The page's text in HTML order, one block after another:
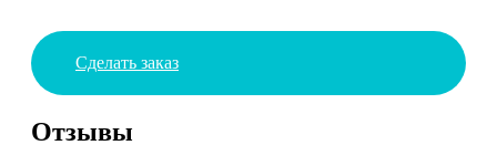
Сделать заказ
Отзывы